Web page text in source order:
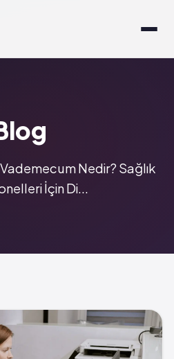
Vademecum Nedir? Sağlık
İçin Di...